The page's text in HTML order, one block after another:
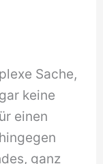
Sache,
keine
einen
ganz